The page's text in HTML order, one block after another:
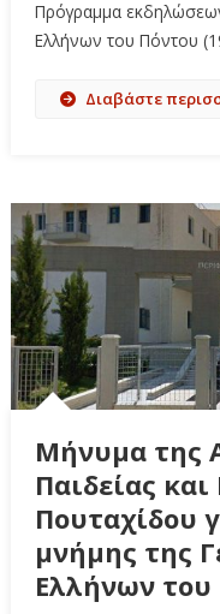
Πρόγραμμα
Ελλήνων του Πόντου
Διαβάστε
Μήνυμα της
Παιδείας
Πουταχίδου
μνήμης της
Ελλήνων του